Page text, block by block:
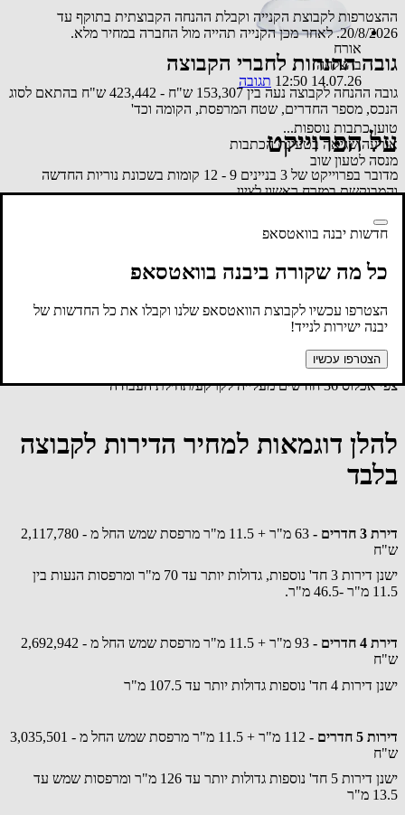
ההצטרפות לקבוצת הקנייה וקבלת ההנחה הקבוצתית בתוקף עד
20/8/2026. לאחר מכן הקנייה תהייה מול החברה במחיר מלא.
גובה ההנחות לחברי הקבוצה
גובה ההנחה לקבוצה נעה בין 153,307 ש"ח - 423,442 ש"ח בהתאם לסוג
הנכס, מספר החדרים, שטח המרפסת, הקומה וכד'
על הפרוייקט
מדובר בפרוייקט של 3 בניינים 9 - 12 קומות בשכונת נוריות החדשה
והמבוקשת במזרח ראשון לציון.
לקראת מסירת המפתח. במסלול פטור מהצמדה למדד.
מארגני הקבוצה השיגו הנחות משמעתיות המגיעות עד מאות אלפי ש"ח
לדירות בשכונה, הזהות לדירות הקבוצה ולמתחמים אחרים הנבנים
לכל דירה חניה מקורה תת קרקעית. לפנטהאוז 2 חניות
בתשלום.
צפי אכלוס 36 חודשים מעלייה לקרקע/תחילת העבודה
להלן דוגמאות למחיר הדירות לקבוצה
בלבד
דירת 3 חדרים -
63 מ"ר + 11.5 מ"ר מרפסת שמש החל מ - 2,117,780
ש"ח
ישנן דירות 3 חד' נוספות, גדולות יותר עד 70 מ"ר ומרפסות הנעות בין
11.5 מ"ר -46.5 מ"ר.
דירת 4 חדרים -
93 מ"ר + 11.5 מ"ר מרפסת שמש החל מ - 2,692,942
ש"ח
ישנן דירות 4 חד' נוספות גדולות יותר עד 107.5 מ"ר
דירות 5 חדרים -
112 מ"ר + 11.5 מ"ר מרפסת שמש החל מ - 3,035,501
ש"ח
ישנן דירות 5 חד' נוספות גדולות יותר עד 126 מ"ר ומרפסות שמש עד
13.5 מ"ר
אורח
בהצלחה
14.07.26 12:50
תגובה
טוען כתבות נוספות...
אירעה שגיאה בטעינת הכתבות
מנסה לטעון שוב
חדשות יבנה בוואטסאפ
כל מה שקורה ביבנה בוואטסאפ
הצטרפו עכשיו לקבוצת הוואטסאפ שלנו וקבלו את כל החדשות של
יבנה ישירות לנייד!
הצטרפו עכשיו